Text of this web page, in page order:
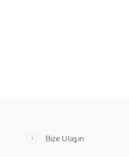
Bize Ulaşın